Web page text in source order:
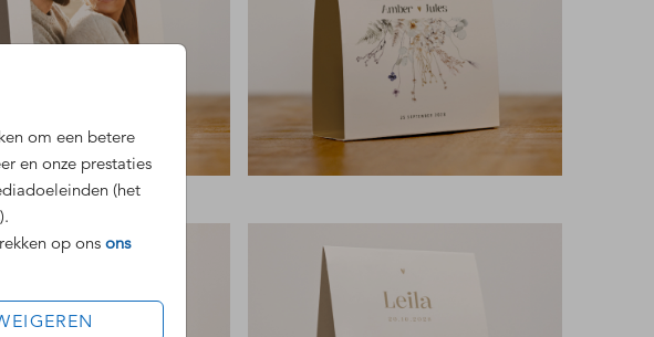
om een betere
en onze prestaties
(het
op ons ons